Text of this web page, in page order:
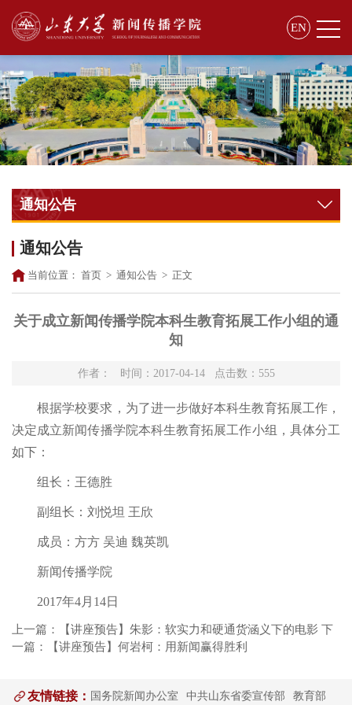
EN
通知公告
通知公告
当前位置： 首页 > 通知公告 > 正文
关于成立新闻传播学院本科生教育拓展工作小组的通
知
作者： 时间：2017-04-14 点击数： 555
根据学校要求，为了进一步做好本科生教育拓展工作，
决定成立新闻传播学院本科生教育拓展工作小组，具体分工
如下：
组长：王德胜
副组长：刘悦坦 王欣
成员：方方 吴迪 魏英凯
新闻传播学院
2017年4月14日
上一篇： 【讲座预告】朱影：软实力和硬通货涵义下的电影 下
一篇：
【讲座预告】何岩柯：用新闻赢得胜利
友情链接： 国务院新闻办公室 中共山东省委宣传部 教育部